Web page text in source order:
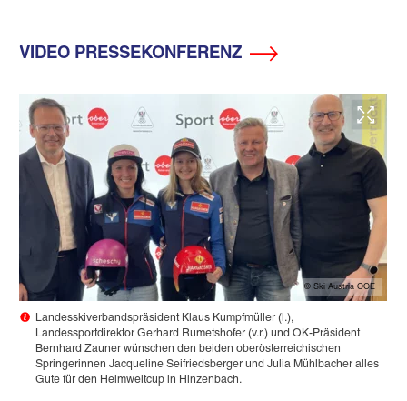
VIDEO PRESSEKONFERENZ
© Ski Austria OOE
Landesskiverbandspräsident Klaus Kumpfmüller (l.),
Landessportdirektor Gerhard Rumetshofer (v.r.) und OK-Präsident
Bernhard Zauner wünschen den beiden oberösterreichischen
Springerinnen Jacqueline Seifriedsberger und Julia Mühlbacher alles
Gute für den Heimweltcup in Hinzenbach.